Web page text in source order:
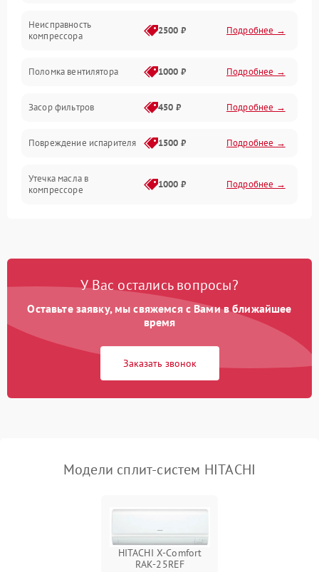
Обогрев
Неисправность
компрессора
2500 ₽ Подробнее →
Поломка вентилятора 1000 ₽ Подробнее →
Засор фильтров 450 ₽ Подробнее →
Повреждение испарителя 1500 ₽ Подробнее →
Утечка масла в
компрессоре
1000 ₽ Подробнее →
четырехходового клапана
Подробнее →
вентилятора
750 ₽ Подробнее →
У Вас остались вопросы?
Оставьте заявку, мы свяжемся с Вами в ближайшее
время
Заказать звонок
Модели сплит-систем HITACHI
HITACHI X-Comfort
RAK-25REF